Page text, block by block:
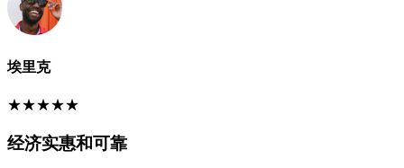
埃里克
★★★★★
经济实惠和可靠